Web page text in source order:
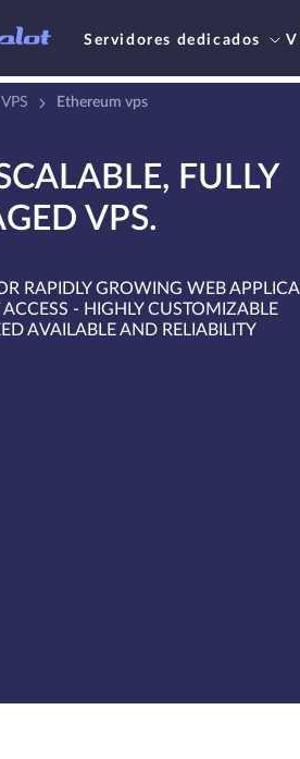
Servidores dedicados
VPS Ethereum vps
FULLY
VPS.
RAPIDLY GROWING WEB
ACCESS - HIGHLY CUSTOMIZABLE
AVAILABLE AND RELIABILITY